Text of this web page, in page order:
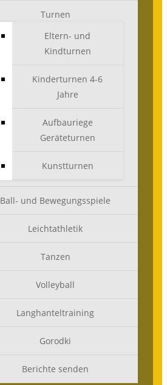
Turnen
Eltern- und
Kindturnen
Kinderturnen 4-6
Jahre
Aufbauriege
Geräteturnen
Kunstturnen
Ball- und Bewegungsspiele
Leichtathletik
Tanzen
Volleyball
Langhanteltraining
Gorodki
Berichte senden